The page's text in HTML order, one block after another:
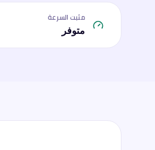
مثبت السرعة
متوفر